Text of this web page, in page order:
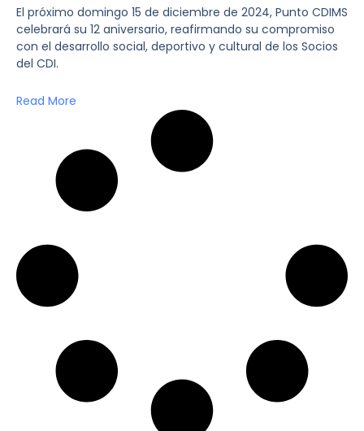
El próximo domingo 15 de diciembre de 2024, Punto CDIMS
celebrará su 12 aniversario, reafirmando su compromiso
con el desarrollo social, deportivo y cultural de los Socios
del CDI.
Read More